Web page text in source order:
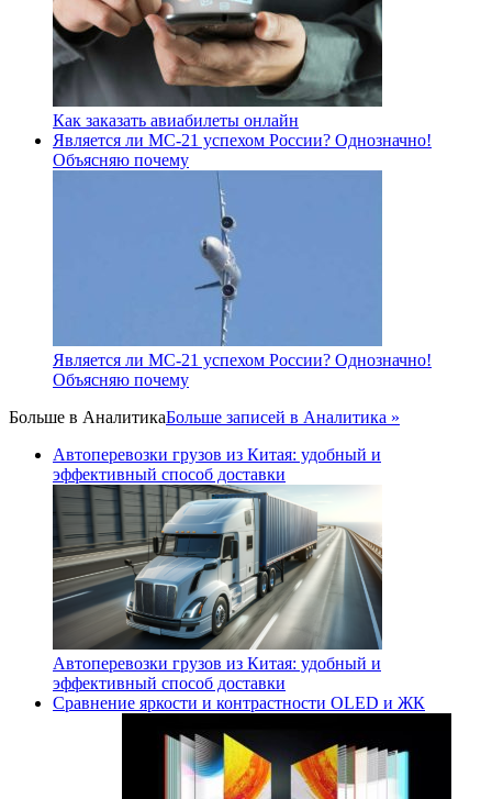
Как заказать авиабилеты онлайн
Является ли МС-21 успехом России? Однозначно!
Объясняю почему
Является ли МС-21 успехом России? Однозначно!
Объясняю почему
Больше в АналитикаБольше записей в Аналитика »
Автоперевозки грузов из Китая: удобный и
эффективный способ доставки
Автоперевозки грузов из Китая: удобный и
эффективный способ доставки
Сравнение яркости и контрастности OLED и ЖК